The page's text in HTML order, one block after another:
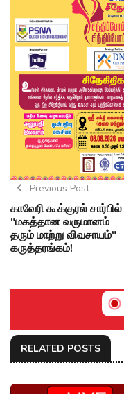
Previous Post
காவேரி கூக்குரல் சார்பில்
"மகத்தான வருமானம்
தரும் மாற்று விவசாயம்"
கருத்தரங்கம்!
RELATED POSTS